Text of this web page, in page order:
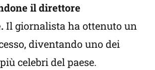
il direttore
Il giornalista ha ottenuto un
diventando uno dei
celebri del paese.